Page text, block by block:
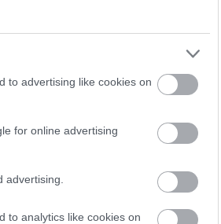
to advertising like cookies on
for online advertising
advertising.
to analytics like cookies on
az infláció?
az első számú prioritás